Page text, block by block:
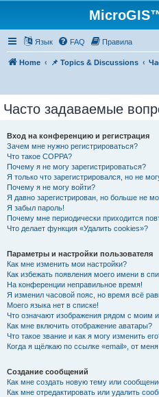
Язык FAQ Правила
Home 📌 Topics & Discussions
Часто задаваемые
Вход на конференцию и регистрация
Зачем мне нужно регистрироваться?
Что такое COPPA?
Почему я не могу зарегистрироваться?
Я только что зарегистрировался, но не
Почему я не могу войти?
Я давно зарегистрирован, но больше не
Я забыл пароль!
Почему мне периодически приходится
Что делает функция «Удалить cookies»?
Параметры и настройки пользователя
Как мне изменить мои настройки?
Как избежать появления моего имени в
На конференции неправильное время!
Я изменил часовой пояс, но время всё
Моего языка нет в списке!
Что означают изображения рядом с моим
Как мне включить отображение аватары?
Что такое звание и как я могу изменить
Когда я щёлкаю по ссылке «email», от
Создание сообщений
Как мне создать новую тему или
Как мне отредактировать или удалить